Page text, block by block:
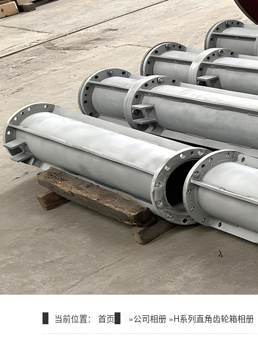
当前位置： 首页 »公司相册 »H系列直角齿轮箱相册